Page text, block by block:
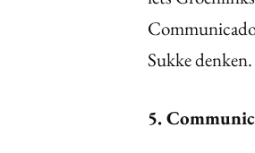
Sukke
5.